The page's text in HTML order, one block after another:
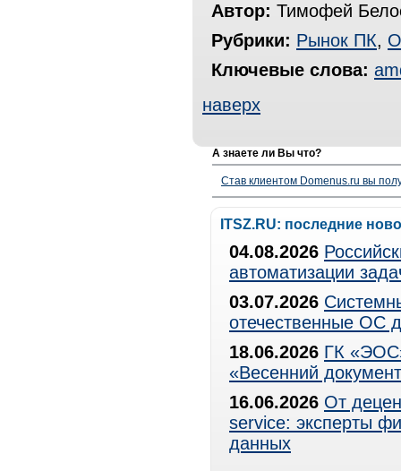
Автор: Тимофей
Рубрики: Рынок ПК,
Ключевые слова:
наверх
А знаете ли Вы что?
Став клиентом Domenus.ru вы
ITSZ.RU: последние
04.08.2026
автоматизации
03.07.2026
отечественные ОС
18.06.2026 ГК
«Весенний
16.06.2026 От
service: эксперты
данных